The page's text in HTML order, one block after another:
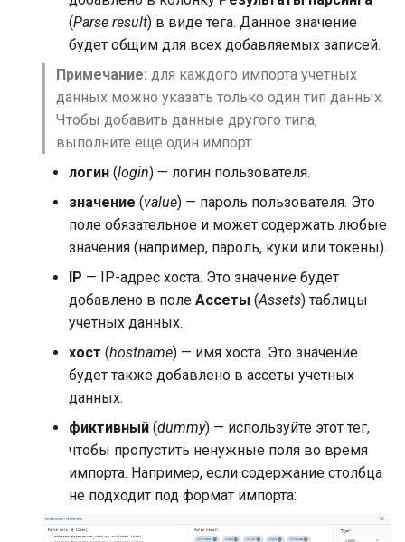
(Parse result) в виде тега. Данное значение
будет общим для всех добавляемых записей.
Примечание: для каждого импорта учетных
данных можно указать только один тип данных.
Чтобы добавить данные другого типа,
выполните еще один импорт.
логин (login) — логин пользователя.
значение (value) — пароль пользователя. Это
поле обязательное и может содержать любые
значения (например, пароль, куки или токены).
IP — IP-адрес хоста. Это значение будет
добавлено в поле Ассеты (Assets) таблицы
учетных данных.
хост (hostname) — имя хоста. Это значение
будет также добавлено в ассеты учетных
данных.
фиктивный (dummy) — используйте этот тег,
чтобы пропустить ненужные поля во время
импорта. Например, если содержание столбца
не подходит под формат импорта: